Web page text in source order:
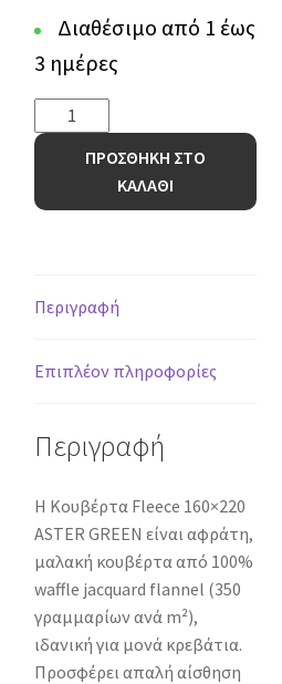
Διαθέσιμο από 1 έως
3 ημέρες
Κουβέρτα
Fleece
160x220ΠΡΟΣΘΗΚΗ ΣΤΟ
ΚΑΛΑΘΙ
Περιγραφή
Επιπλέον πληροφορίες
Περιγραφή
Η Κουβέρτα Fleece 160×220
ASTER GREEN είναι αφράτη,
μαλακή κουβέρτα από 100%
waffle jacquard flannel (350
γραμμαρίων ανά m²),
ιδανική για μονά κρεβάτια.
Προσφέρει απαλή αίσθηση